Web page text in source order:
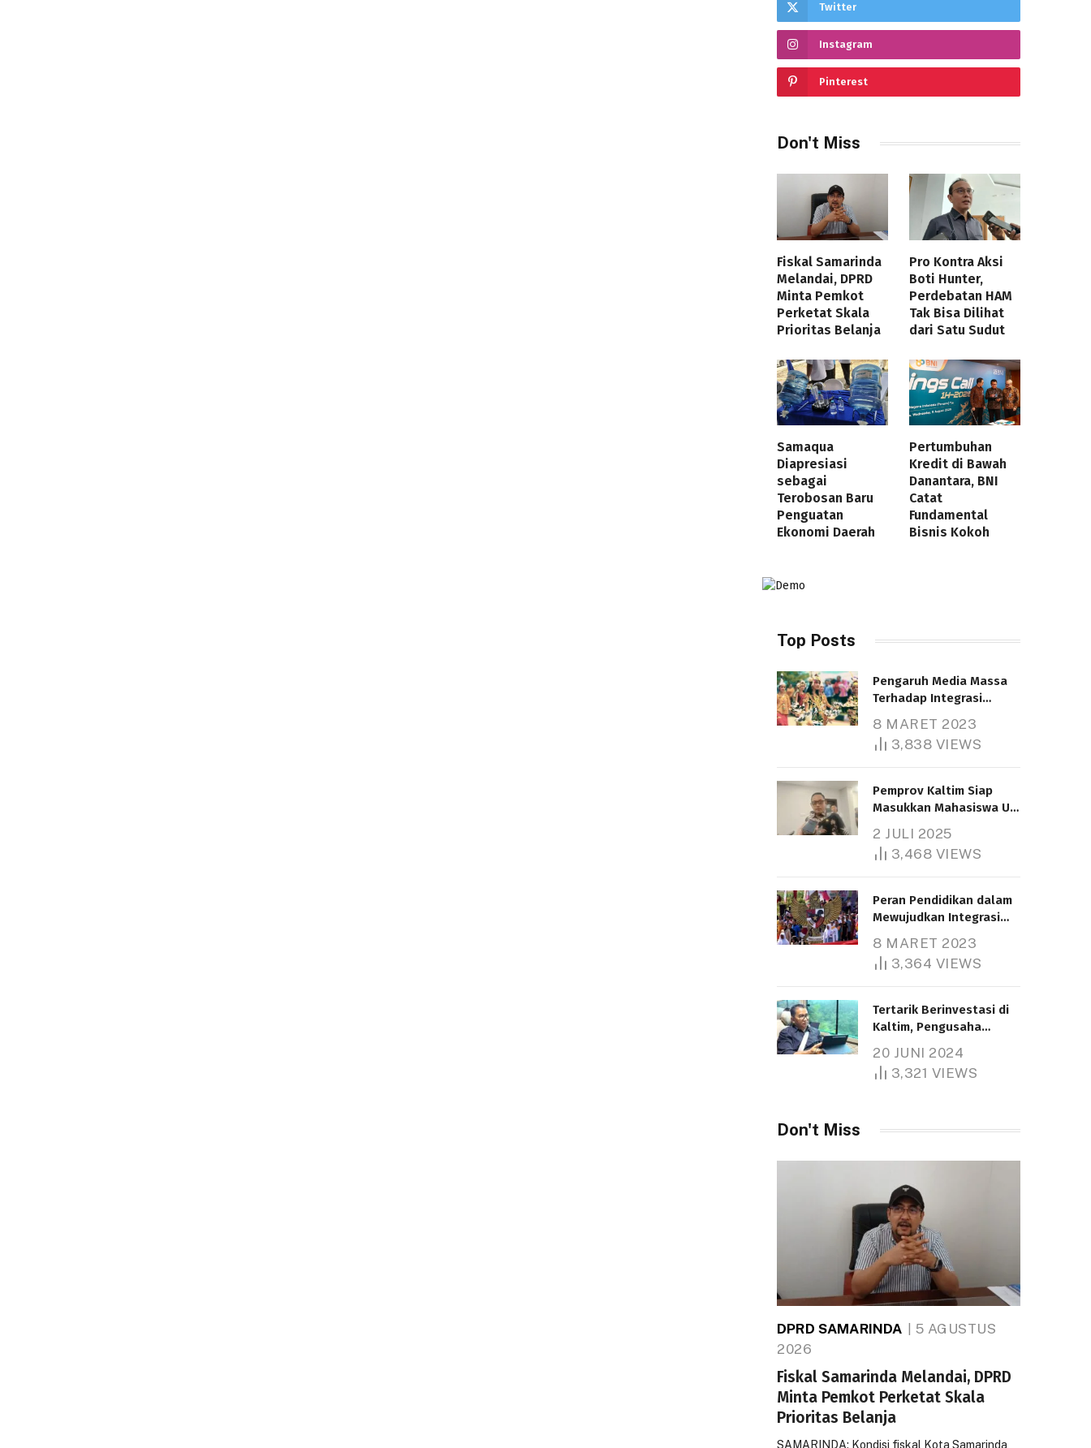
Twitter
Instagram
Pinterest
Don't Miss
Fiskal Samarinda
Melandai, DPRD
Minta Pemkot
Perketat Skala
Prioritas Belanja
Pro Kontra Aksi
Boti Hunter,
Perdebatan HAM
Tak Bisa Dilihat
dari Satu Sudut
Samaqua
Diapresiasi
sebagai
Terobosan Baru
Penguatan
Ekonomi Daerah
Pertumbuhan
Kredit di Bawah
Danantara, BNI
Catat
Fundamental
Bisnis Kokoh
Top Posts
Pengaruh Media Massa
Terhadap Integrasi
8 MARET 2023
3,838 VIEWS
Pemprov Kaltim Siap
Masukkan Mahasiswa UT
Bantuan Pendidikan
Gratispol
2 JULI 2025
3,468 VIEWS
Peran Pendidikan dalam
Mewujudkan Integrasi
8 MARET 2023
3,364 VIEWS
Tertarik Berinvestasi di
Kaltim, Pengusaha
1.000 Hektare
20 JUNI 2024
3,321 VIEWS
Don't Miss
DPRD SAMARINDA
5 AGUSTUS
2026
Fiskal Samarinda Melandai, DPRD
Minta Pemkot Perketat Skala
Prioritas Belanja
SAMARINDA: Kondisi fiskal Kota Samarinda